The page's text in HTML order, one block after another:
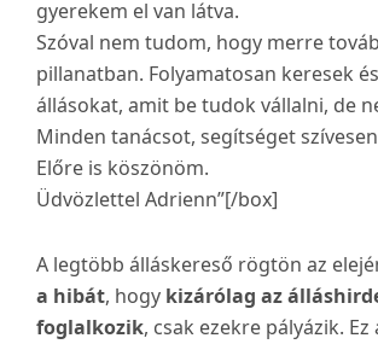
gyerekem el van látva.
Szóval nem tudom, hogy merre
pillanatban. Folyamatosan keresek
állásokat, amit be tudok vállalni, de
Minden tanácsot, segítséget
Előre is köszönöm.
Üdvözlettel Adrienn”[/box]
A legtöbb álláskereső rögtön az
a hibát, hogy kizárólag az
foglalkozik, csak ezekre pályázik.